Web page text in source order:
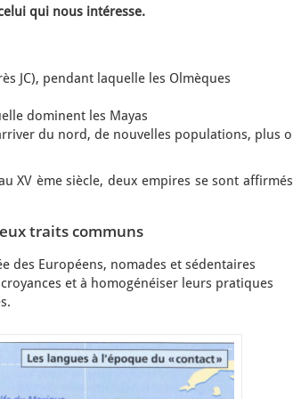
qui nous intéresse.
JC), pendant laquelle les Olmèques
dominent les Mayas
du nord, de nouvelles populations, plus
XV ème siècle, deux empires se sont
traits communs
des Européens, nomades et sédentaires
et à homogénéiser leurs pratiques